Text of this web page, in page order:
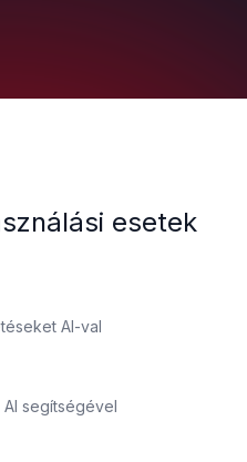
esetek
AI-val
segítségével